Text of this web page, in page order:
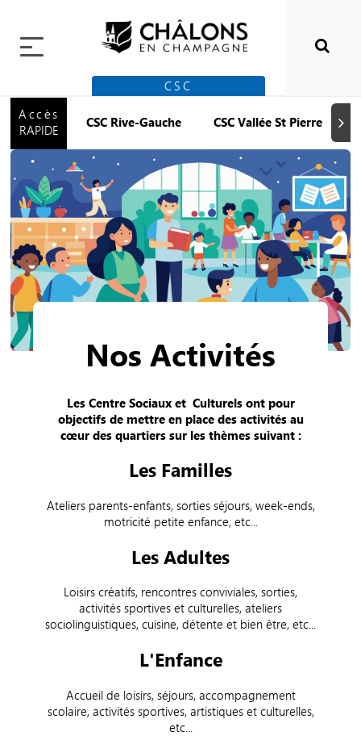
CSC
Accès
RAPIDE
CSC Rive-Gauche CSC Vallée St Pierre
Nos Activités
Les Centre Sociaux et Culturels ont pour
objectifs de mettre en place des activités au
cœur des quartiers sur les thèmes suivant :
Les Familles
Ateliers parents-enfants, sorties séjours, week-ends,
motricité petite enfance, etc...
Les Adultes
Loisirs créatifs, rencontres conviviales, sorties,
activités sportives et culturelles, ateliers
sociolinguistiques, cuisine, détente et bien être, etc...
L'Enfance
Accueil de loisirs, séjours, accompagnement
scolaire, activités sportives, artistiques et culturelles,
etc...